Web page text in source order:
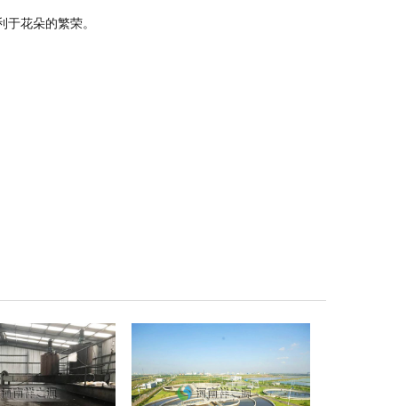
花朵的繁荣。